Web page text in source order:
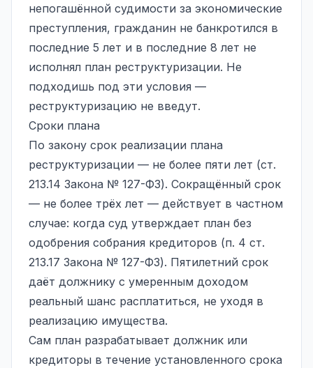
непогашённой судимости за экономические
преступления, гражданин не банкротился в
последние 5 лет и в последние 8 лет не
исполнял план реструктуризации. Не
подходишь под эти условия —
реструктуризацию не введут.
Сроки плана
По закону срок реализации плана
реструктуризации — не более пяти лет (ст.
213.14 Закона № 127-ФЗ). Сокращённый срок
— не более трёх лет — действует в частном
случае: когда суд утверждает план без
одобрения собрания кредиторов (п. 4 ст.
213.17 Закона № 127-ФЗ). Пятилетний срок
даёт должнику с умеренным доходом
реальный шанс расплатиться, не уходя в
реализацию имущества.
Сам план разрабатывает должник или
кредиторы в течение установленного срока